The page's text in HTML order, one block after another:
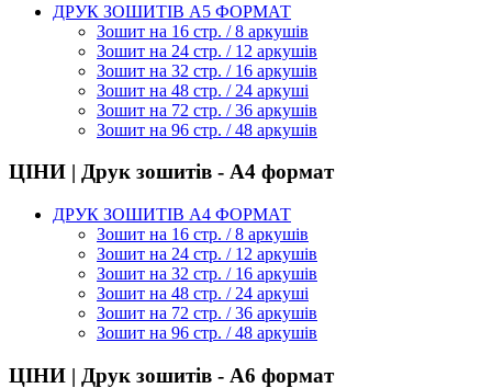
ДРУК ЗОШИТІВ А5 ФОРМАТ
Зошит на 16 стр. / 8 аркушів
Зошит на 24 стр. / 12 аркушів
Зошит на 32 стр. / 16 аркушів
Зошит на 48 стр. / 24 аркуші
Зошит на 72 стр. / 36 аркушів
Зошит на 96 стр. / 48 аркушів
ЦІНИ | Друк зошитів - А4 формат
ДРУК ЗОШИТІВ А4 ФОРМАТ
Зошит на 16 стр. / 8 аркушів
Зошит на 24 стр. / 12 аркушів
Зошит на 32 стр. / 16 аркушів
Зошит на 48 стр. / 24 аркуші
Зошит на 72 стр. / 36 аркушів
Зошит на 96 стр. / 48 аркушів
ЦІНИ | Друк зошитів - А6 формат